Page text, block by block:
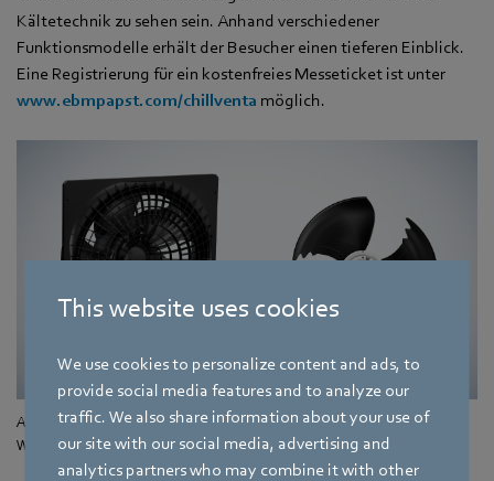
This website uses cookies
We use cookies to personalize content and ads, to
provide social media features and to analyze our
traffic. We also share information about your use of
our site with our social media, advertising and
analytics partners who may combine it with other
Kältetechnik zu sehen sein. Anhand verschiedener
Funktionsmodelle erhält der Besucher einen tieferen Einblick.
Eine Registrierung für ein kostenfreies Messeticket ist unter
www.ebmpapst.com/chillventa möglich.
AxiEco Plug-in (links) und AxiTone (rechts) arbeiten besonders leise in
Wärmepumpen.